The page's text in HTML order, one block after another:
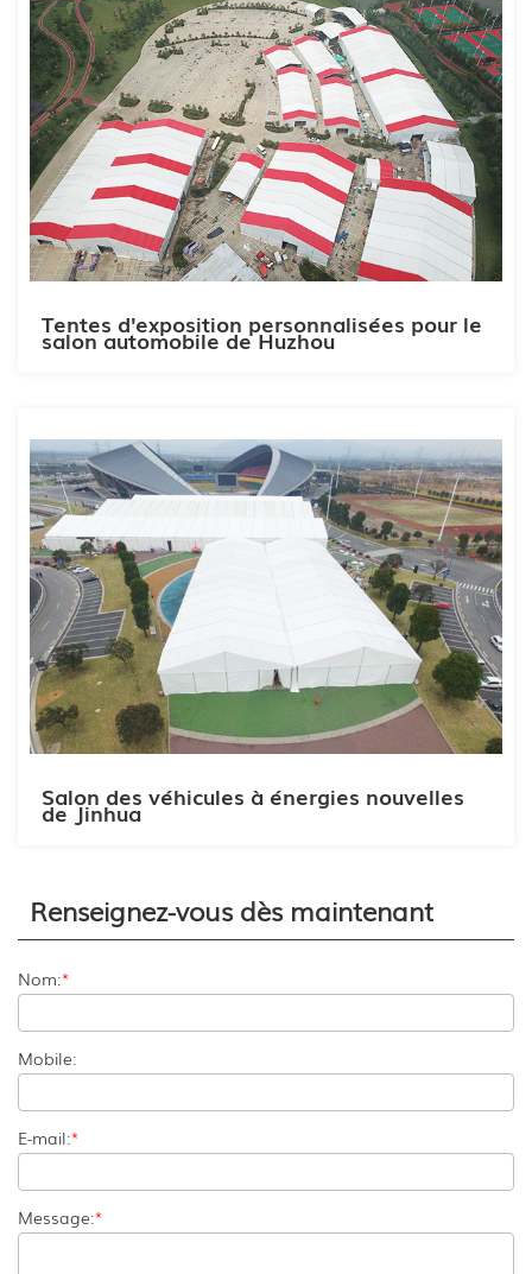
Tentes d'exposition personnalisées pour le
salon automobile de Huzhou
Salon des véhicules à énergies nouvelles
de Jinhua
Renseignez-vous dès maintenant
Nom:*
Mobile:
E-mail:*
Message:*